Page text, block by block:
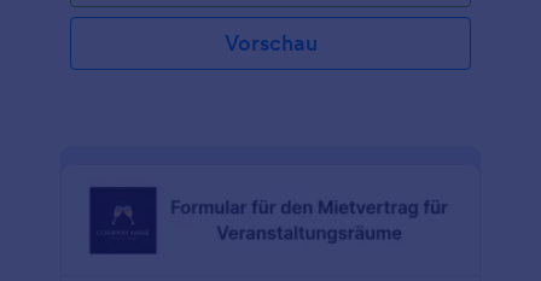
Vorschau